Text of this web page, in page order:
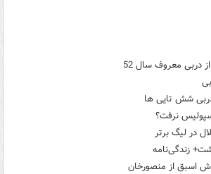
دربی معروف سال 52
شش تایی ها
نرفت؟
در لیگ برتر
زندگی‌نامه
اسبق از منصورخان